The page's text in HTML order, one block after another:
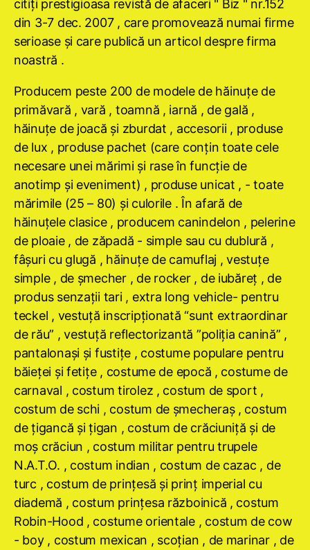
citiţi prestigioasa revistă de afaceri " Biz " nr.152
din 3-7 dec. 2007 , care promovează numai firme
serioase şi care publică un articol despre firma
noastră .
Producem peste 200 de modele de hăinuţe de
primăvară , vară , toamnă , iarnă , de gală ,
hăinuţe de joacă şi zburdat , accesorii , produse
de lux , produse pachet (care conţin toate cele
necesare unei mărimi şi rase în funcţie de
anotimp şi eveniment) , produse unicat , - toate
mărimile (25 – 80) şi culorile . În afară de
hăinuţele clasice , producem canindelon , pelerine
de ploaie , de zăpadă - simple sau cu dublură ,
fâşuri cu glugă , hăinuţe de camuflaj , vestuţe
simple , de şmecher , de rocker , de iubăreţ , de
produs senzaţii tari , extra long vehicle- pentru
teckel , vestuţă inscripţionată “sunt extraordinar
de rău” , vestuţă reflectorizantă ”poliţia canină” ,
pantalonaşi şi fustiţe , costume populare pentru
băieţei şi fetiţe , costume de epocă , costume de
carnaval , costum tirolez , costum de sport ,
costum de schi , costum de şmecheraş , costum
de ţigancă şi ţigan , costum de crăciuniţă şi de
moş crăciun , costum militar pentru trupele
N.A.T.O. , costum indian , costum de cazac , de
turc , costum de prinţesă şi prinţ imperial cu
diademă , costum prinţesa războinică , costum
Robin-Hood , costume orientale , costum de cow
- boy , costum mexican , scoţian , de marinar , de